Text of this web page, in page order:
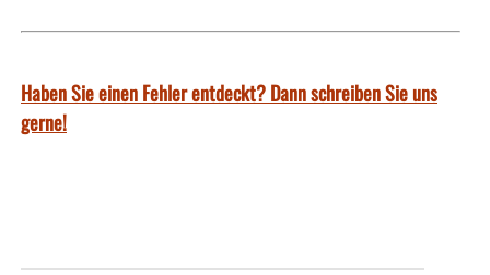
Haben Sie einen Fehler entdeckt? Dann schreiben Sie uns
gerne!